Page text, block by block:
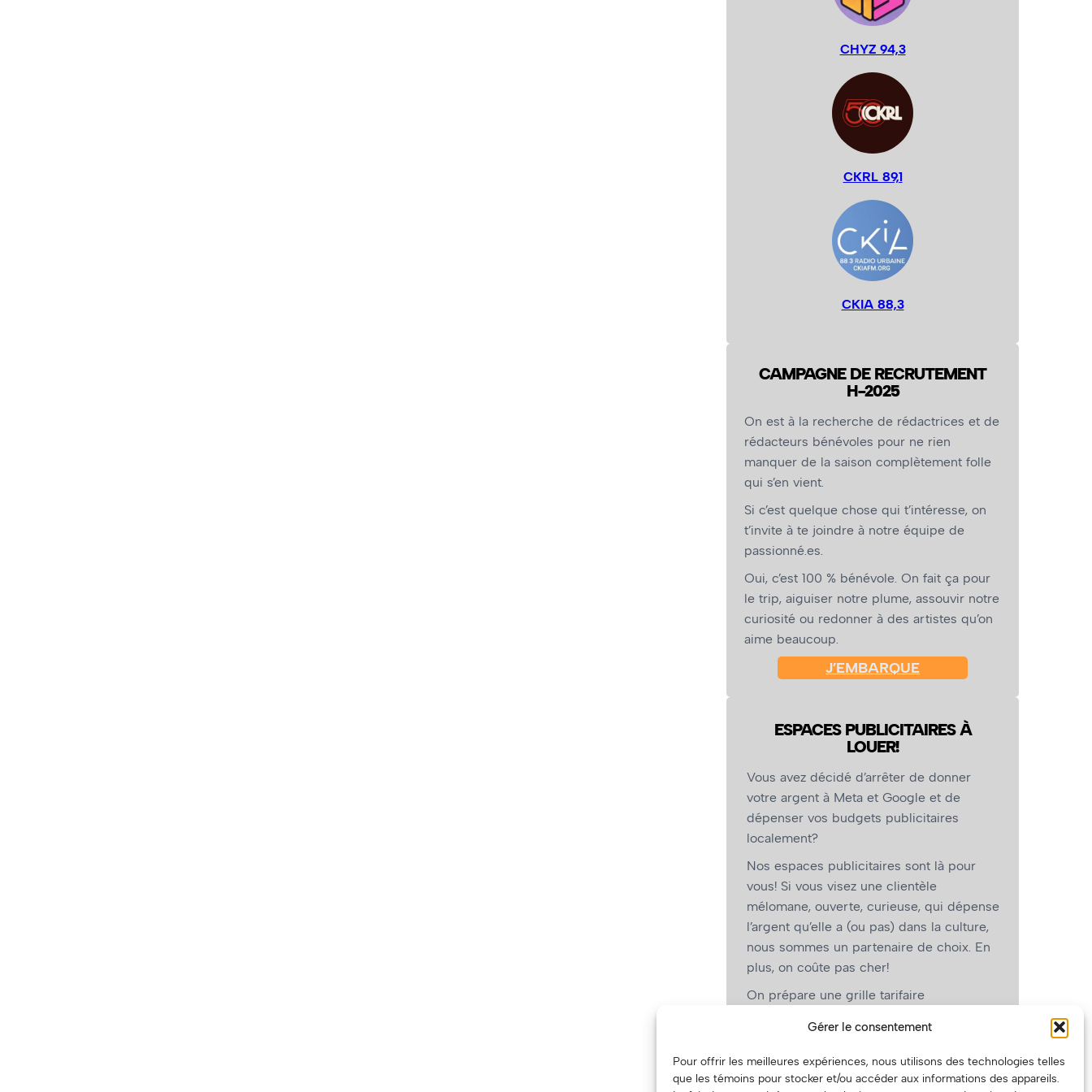
Gérer le consentement
Pour offrir les meilleures expériences, nous utilisons des technologies telles
que les témoins pour stocker et/ou accéder aux informations des appareils.
CHYZ 94,3
CKRL 89,1
CKIA 88,3
CAMPAGNE DE RECRUTEMENT
H-2025
On est à la recherche de rédactrices et de
rédacteurs bénévoles pour ne rien
manquer de la saison complètement folle
qui s’en vient.
Si c’est quelque chose qui t’intéresse, on
t’invite à te joindre à notre équipe de
passionné.es.
Oui, c’est 100 % bénévole. On fait ça pour
le trip, aiguiser notre plume, assouvir notre
curiosité ou redonner à des artistes qu’on
aime beaucoup.
J’EMBARQUE
ESPACES PUBLICITAIRES À
LOUER!
Vous avez décidé d’arrêter de donner
votre argent à Meta et Google et de
dépenser vos budgets publicitaires
localement?
Nos espaces publicitaires sont là pour
vous! Si vous visez une clientèle
mélomane, ouverte, curieuse, qui dépense
l’argent qu’elle a (ou pas) dans la culture,
nous sommes un partenaire de choix. En
plus, on coûte pas cher!
On prépare une grille tarifaire
vous, les artistes!)